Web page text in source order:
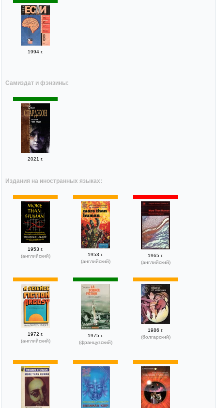
1994 г.
Самиздат и фэнзины:
2021 г.
Издания на иностранных языках:
1953 г.
(английский)
1953 г.
(английский)
1965 г.
(английский)
1972 г.
(английский)
1975 г.
(французский)
1986 г.
(болгарский)